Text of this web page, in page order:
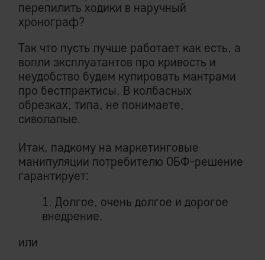
перепилить ходики в наручный
хронограф?
Так что пусть лучше работает как есть, а
вопли эксплуатантов про кривость и
неудобство будем купировать мантрами
про бестпрактисы. В колбасных
обрезках, типа, не понимаете,
сиволапые.
Итак, падкому на маркетинговые
манипуляции потребителю ОБФ-решение
гарантирует:
1. Долгое, очень долгое и дорогое
внедрение.
или